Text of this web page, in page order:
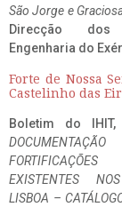
São Jorge e
Direcção
Engenharia do
Forte de Nossa
Castelinho das
Boletim do
EXISTENTES
LISBOA –